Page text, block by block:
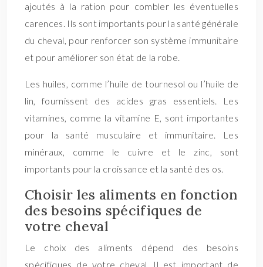
ajoutés à la ration pour combler les éventuelles
carences. Ils sont importants pour la santé générale
du cheval, pour renforcer son système immunitaire
et pour améliorer son état de la robe.
Les huiles, comme l’huile de tournesol ou l’huile de
lin, fournissent des acides gras essentiels. Les
vitamines, comme la vitamine E, sont importantes
pour la santé musculaire et immunitaire. Les
minéraux, comme le cuivre et le zinc, sont
importants pour la croissance et la santé des os.
Choisir les aliments en fonction
des besoins spécifiques de
votre cheval
Le choix des aliments dépend des besoins
spécifiques de votre cheval. Il est important de